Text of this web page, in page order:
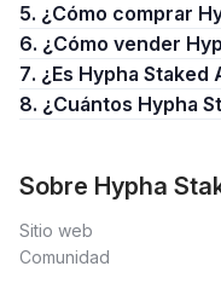
5. ¿Cómo comprar
6. ¿Cómo vender
7. ¿Es Hypha
8. ¿Cuántos Hypha
Sobre Hypha
Sitio web
Comunidad